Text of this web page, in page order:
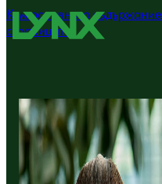
Към основното съдържание
страницата